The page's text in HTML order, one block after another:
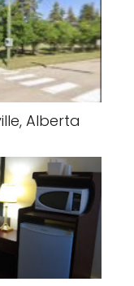
Alberta